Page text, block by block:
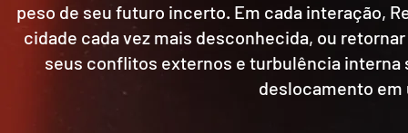
peso de seu futuro incerto. Em cada interação,
cidade cada vez mais desconhecida, ou
seus conflitos externos e turbulência
deslocamento em